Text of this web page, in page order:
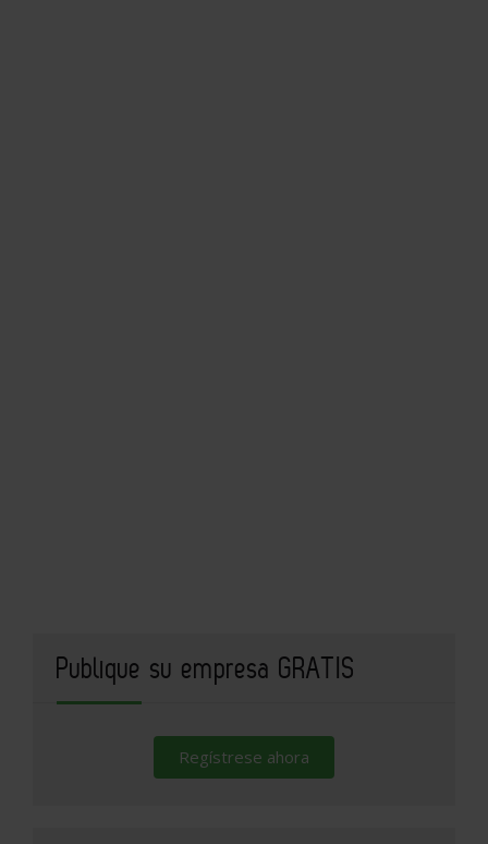
Publique su empresa GRATIS
Regístrese ahora